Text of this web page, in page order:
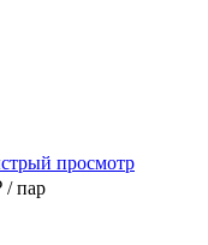
просмотр
/ пар